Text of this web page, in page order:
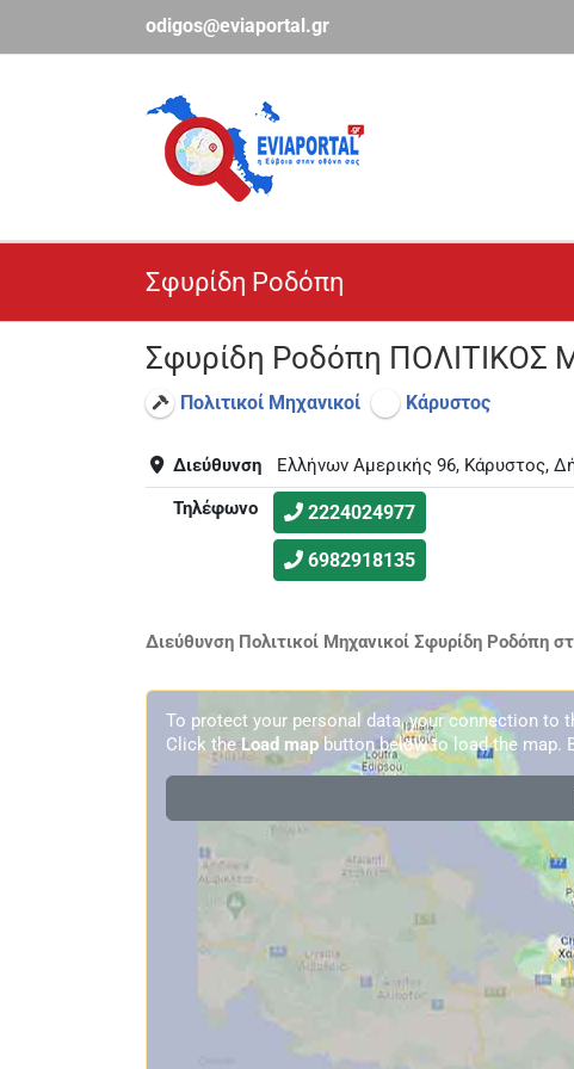
περιεχόμενο
odigos@eviaportal.gr
Σφυρίδη Ροδόπη
Σφυρίδη Ροδόπη ΠΟΛΙΤΙΚΟΣ
Πολιτικοί Μηχανικοί Κάρυστος
Διεύθυνση
Ελλήνων Αμερικής 96, Κάρυστος,
Τηλέφωνο
2224024977
6982918135
Διεύθυνση Πολιτικοί Μηχανικοί Σφυρίδη Ροδόπη
To protect your personal data, your connection to
Click the Load mapbutton below to load the map.